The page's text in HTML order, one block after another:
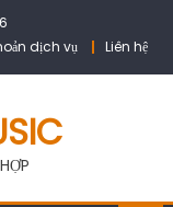
dịch vụ Liên hệ